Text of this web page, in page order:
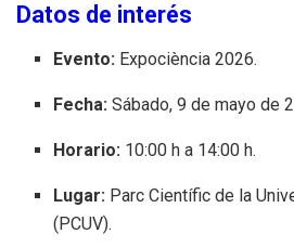
Datos de interés
Evento: Expociència 2026.
Fecha: Sábado, 9 de mayo de
Horario: 10:00 h a 14:00 h.
Lugar: Parc Científic de la
(PCUV).